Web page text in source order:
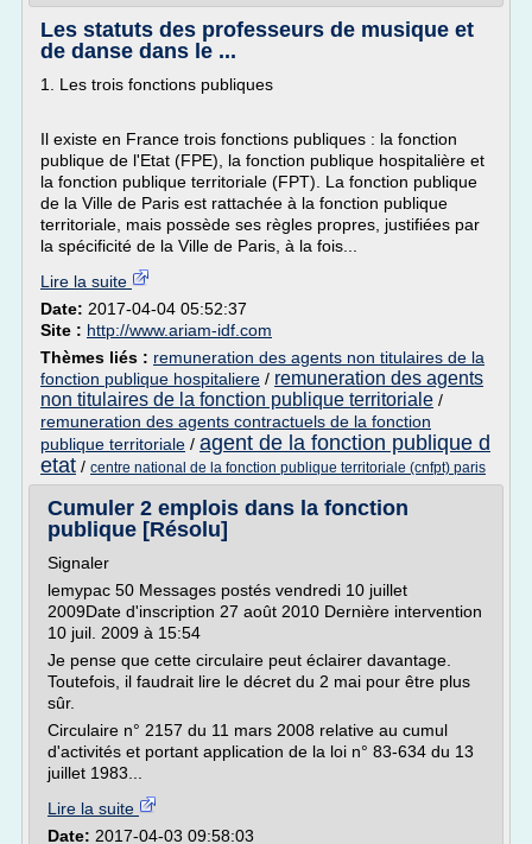
Les statuts des professeurs de musique et
de danse dans le ...
1. Les trois fonctions publiques
Il existe en France trois fonctions publiques : la fonction
publique de l'Etat (FPE), la fonction publique hospitalière et
la fonction publique territoriale (FPT). La fonction publique
de la Ville de Paris est rattachée à la fonction publique
territoriale, mais possède ses règles propres, justifiées par
la spécificité de la Ville de Paris, à la fois...
Lire la suite
Date: 2017-04-04 05:52:37
Site : http://www.ariam-idf.com
Thèmes liés : remuneration des agents non titulaires de la
fonction publique hospitaliere / remuneration des agents
non titulaires de la fonction publique territoriale /
remuneration des agents contractuels de la fonction
publique territoriale / agent de la fonction publique d
etat / centre national de la fonction publique territoriale (cnfpt) paris
Cumuler 2 emplois dans la fonction
publique [Résolu]
Signaler
lemypac 50 Messages postés vendredi 10 juillet
2009Date d'inscription 27 août 2010 Dernière intervention
10 juil. 2009 à 15:54
Je pense que cette circulaire peut éclairer davantage.
Toutefois, il faudrait lire le décret du 2 mai pour être plus
sûr.
Circulaire n° 2157 du 11 mars 2008 relative au cumul
d'activités et portant application de la loi n° 83-634 du 13
juillet 1983...
Lire la suite
Date: 2017-04-03 09:58:03